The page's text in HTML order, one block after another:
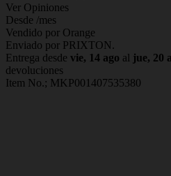
Ver Opiniones
Desde /mes
Vendido por Orange
Enviado por PRIXTON.
Entrega desde vie, 14 ago al jue, 20
devoluciones
Item No.; MKP001407535380